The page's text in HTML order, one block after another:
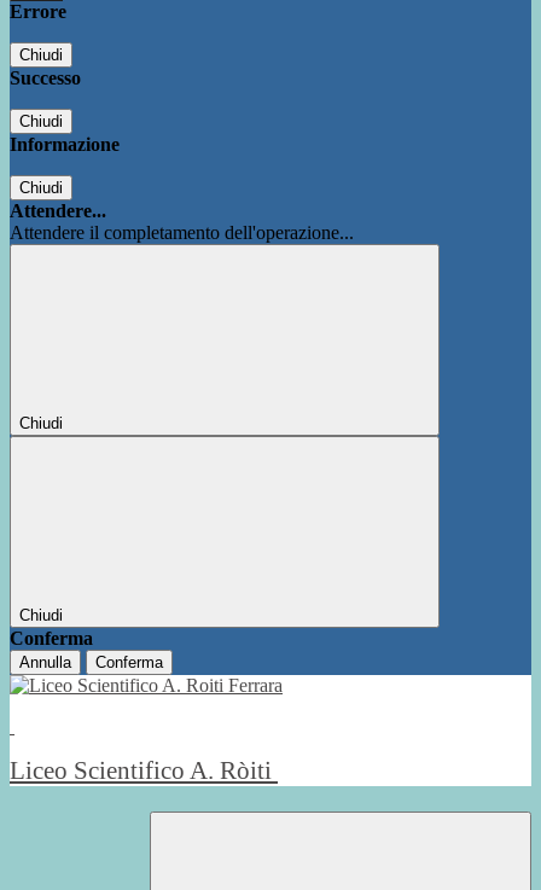
Errore
Chiudi
Successo
Chiudi
Informazione
Chiudi
Attendere...
Attendere il completamento dell'operazione...
Chiudi
Chiudi
Conferma
Annulla Conferma
Liceo Scientifico A. Ròiti